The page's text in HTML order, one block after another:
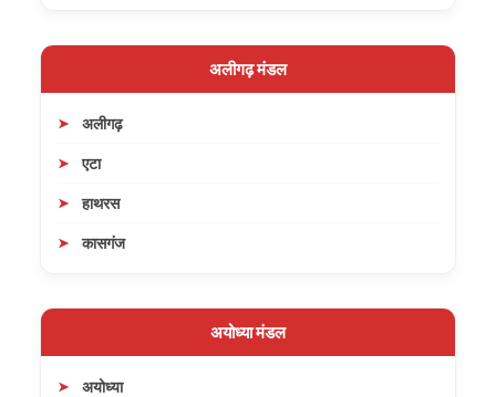
अलीगढ़ मंडल
अलीगढ़
एटा
हाथरस
कासगंज
अयोध्या मंडल
अयोध्या